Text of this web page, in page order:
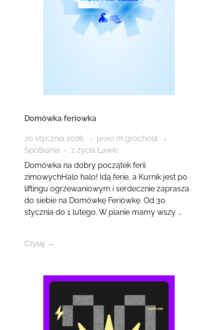
Domówka feriowka
20 stycznia 2026 przez m.grochola
Spotkania
z życia Ławki
Domówka na dobry początek ferii
zimowychHalo halo! Idą ferie, a Kurnik jest po
liftingu ogrzewaniowym i serdecznie zaprasza
do siebie na Domówkę Feriówkę. Od 30
stycznia do 1 lutego. W planie mamy wszy ...
Czytaj